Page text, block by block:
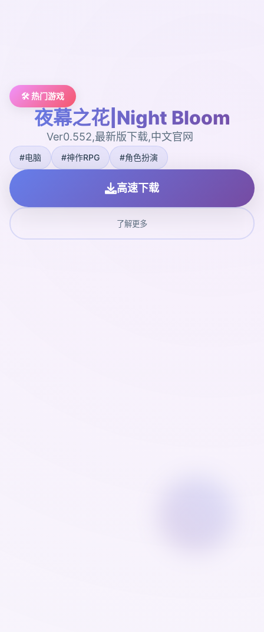
🛠️ 热门游戏
夜幕之花|Night Bloom
Ver0.552,最新版下载,中文官网
#电脑 #神作RPG #角色扮演
高速下载
了解更多